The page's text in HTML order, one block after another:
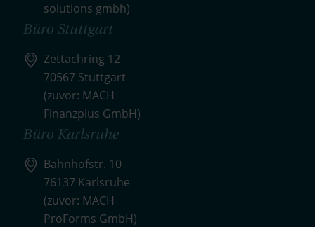
solutions gmbh)
Büro Stuttgart
Zettachring 12
70567 Stuttgart
(zuvor: MACH
Finanzplus GmbH)
Büro Karlsruhe
Bahnhofstr. 10
76137 Karlsruhe
(zuvor: MACH
ProForms GmbH)